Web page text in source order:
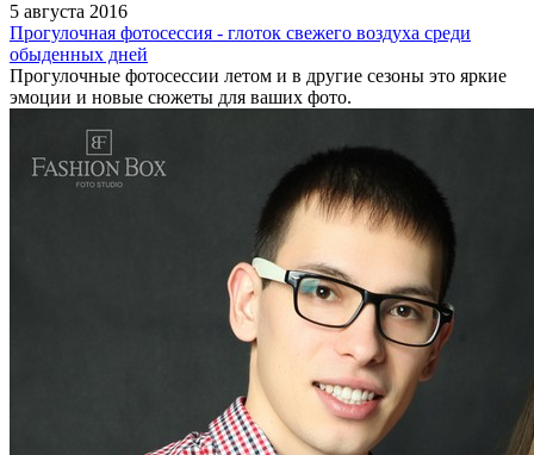
5 августа 2016
Прогулочная фотосессия - глоток свежего воздуха среди
обыденных дней
Прогулочные фотосессии летом и в другие сезоны это яркие
эмоции и новые сюжеты для ваших фото.